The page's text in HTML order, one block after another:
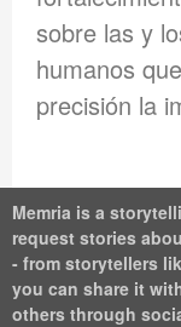
sobre las y
humanos
Memria is a
request stories
- from storytellers
you can share it
others through